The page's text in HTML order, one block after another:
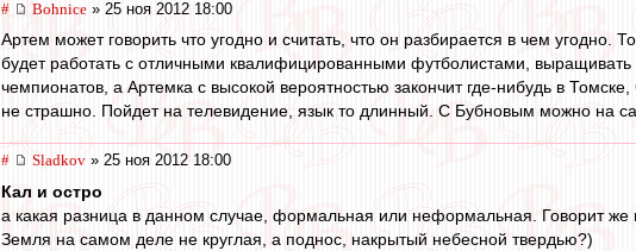
# Bohnice » 25 ноя 2012 18:00
Артем может говорить что угодно и считать, что он разбирается в чем
будет работать с отличными квалифицированными футболистами,
чемпионатов, а Артемка с высокой вероятностью закончит где-нибудь в
не страшно. Пойдет на телевидение, язык то длинный. С Бубновым можно на
# Sladkov » 25 ноя 2012 18:00
Кал и остро
а какая разница в данном случае, формальная или неформальная. Говорит
Земля на самом деле не круглая, а поднос, накрытый небесной твердью?)